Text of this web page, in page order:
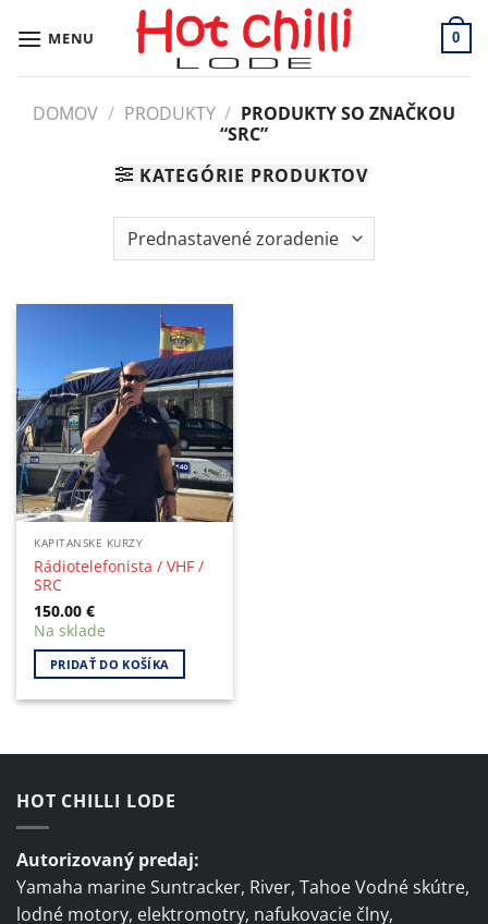
MENU 0
DOMOV / PRODUKTY / PRODUKTY SO ZNAČKOU
“SRC”
KATEGÓRIE PRODUKTOV
KAPITANSKE KURZY
Rádiotelefonista / VHF /
SRC
150.00€
Na sklade
PRIDAŤ DO KOŠÍKA
HOT CHILLI LODE
Autorizovaný predaj:
Yamaha marine Suntracker, River, Tahoe Vodné skútre,
lodné motory, elektromotry, nafukovacie člny,